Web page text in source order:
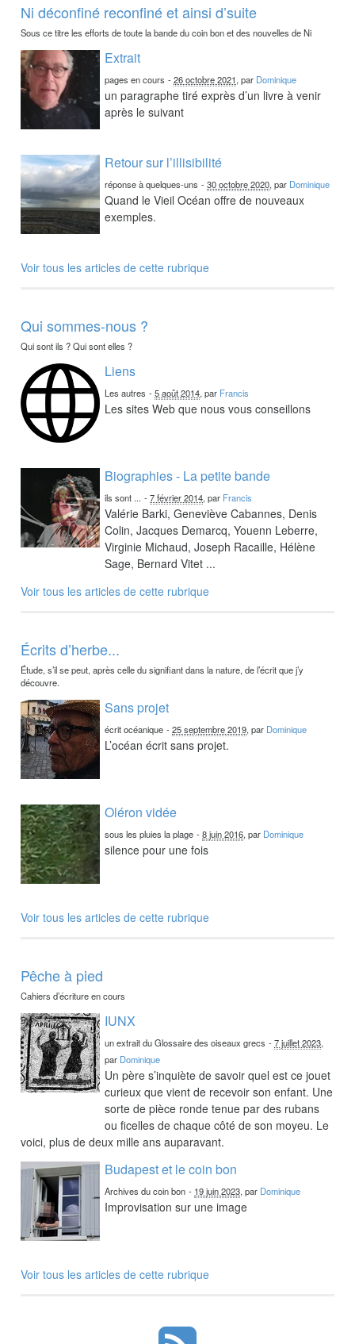
Ni déconfiné reconfiné et ainsi d’suite
Sous ce titre les efforts de toute la bande du coin bon et des nouvelles de Ni
Extrait
pages en cours -26 octobre 2021, par Dominique
un paragraphe tiré exprès d’un livre à venir
après le suivant
Retour sur l’illisibilité
réponse à quelques-uns -30 octobre 2020, par Dominique
Quand le Vieil Océan offre de nouveaux
exemples.
Voir tous les articles de cette rubrique
Qui sommes-nous ?
Qui sont ils ? Qui sont elles ?
Liens
Les autres -5 août 2014, par Francis
Les sites Web que nous vous conseillons
Biographies - La petite bande
ils sont ... -7 février 2014, par Francis
Valérie Barki, Geneviève Cabannes, Denis
Colin, Jacques Demarcq, Youenn Leberre,
Virginie Michaud, Joseph Racaille, Hélène
Sage, Bernard Vitet ...
Voir tous les articles de cette rubrique
Écrits d’herbe...
Étude, s’il se peut, après celle du signifiant dans la nature, de l’écrit que j’y
découvre.
Sans projet
écrit océanique -25 septembre 2019, par Dominique
L’océan écrit sans projet.
Oléron vidée
sous les pluies la plage -8 juin 2016, par Dominique
silence pour une fois
Voir tous les articles de cette rubrique
Pêche à pied
Cahiers d’écriture en cours
IUNX
un extrait du Glossaire des oiseaux grecs -7 juillet 2023,
par Dominique
Un père s’inquiète de savoir quel est ce jouet
curieux que vient de recevoir son enfant. Une
sorte de pièce ronde tenue par des rubans
ou ficelles de chaque côté de son moyeu. Le
voici, plus de deux mille ans auparavant.
Budapest et le coin bon
Archives du coin bon - 19 juin 2023, par Dominique
Improvisation sur une image
Voir tous les articles de cette rubrique